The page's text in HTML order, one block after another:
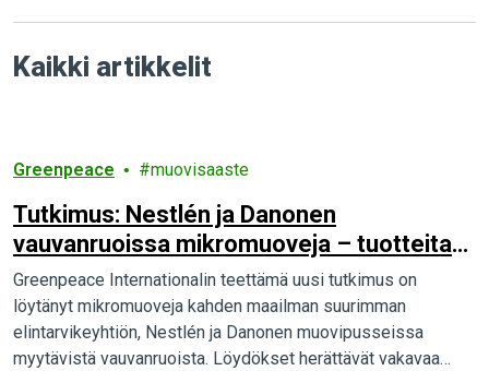
Kaikki artikkelit
Greenpeace muovisaaste
Tutkimus: Nestlén ja Danonen
vauvanruoissa mikromuoveja – tuotteita
myydään kansainvälisesti miljoonille
vauvoille
Greenpeace Internationalin teettämä uusi tutkimus on
löytänyt mikromuoveja kahden maailman suurimman
elintarvikeyhtiön, Nestlén ja Danonen muovipusseissa
myytävistä vauvanruoista. Löydökset herättävät vakavaa